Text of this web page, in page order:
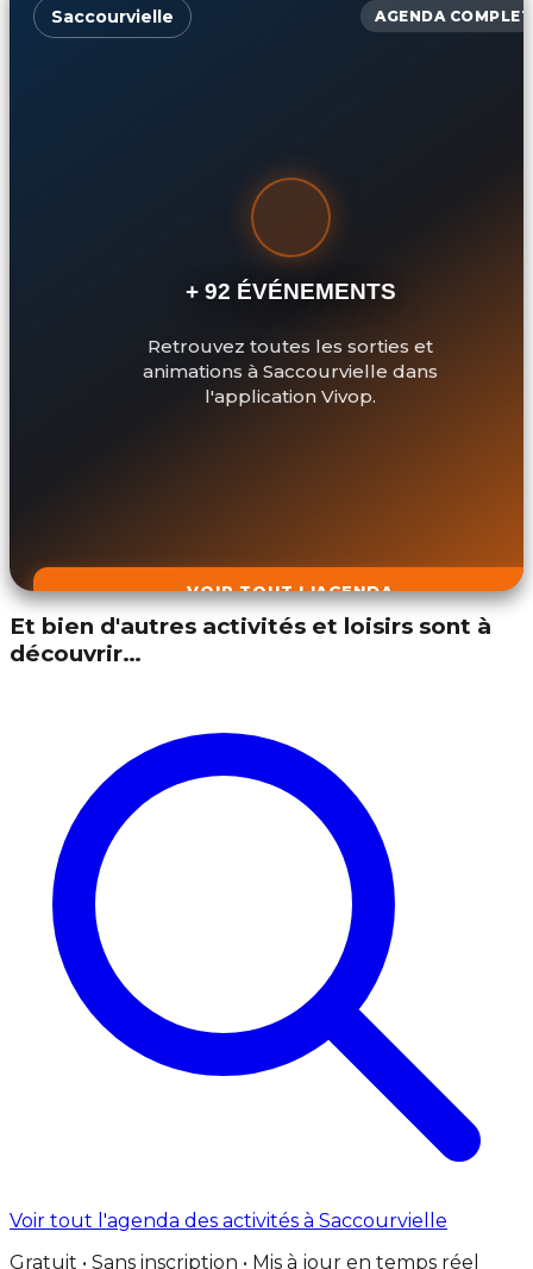
Saccourvielle AGENDA COMPLET
+ 92 ÉVÉNEMENTS
Retrouvez toutes les sorties et
animations à Saccourvielle dans
l'application Vivop.
VOIR TOUT L'AGENDA
Et bien d'autres activités et loisirs sont à
découvrir…
Voir tout l'agenda des activités à Saccourvielle
Gratuit • Sans inscription • Mis à jour en temps réel